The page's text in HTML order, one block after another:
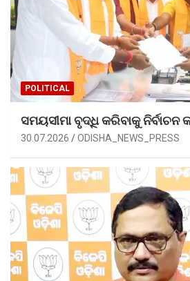
POLITICAL
ସମୟସୀମା ବୃଦ୍ଧି କରିବାକୁ
30.07.2026 ODISHA_NEWS_PRESS